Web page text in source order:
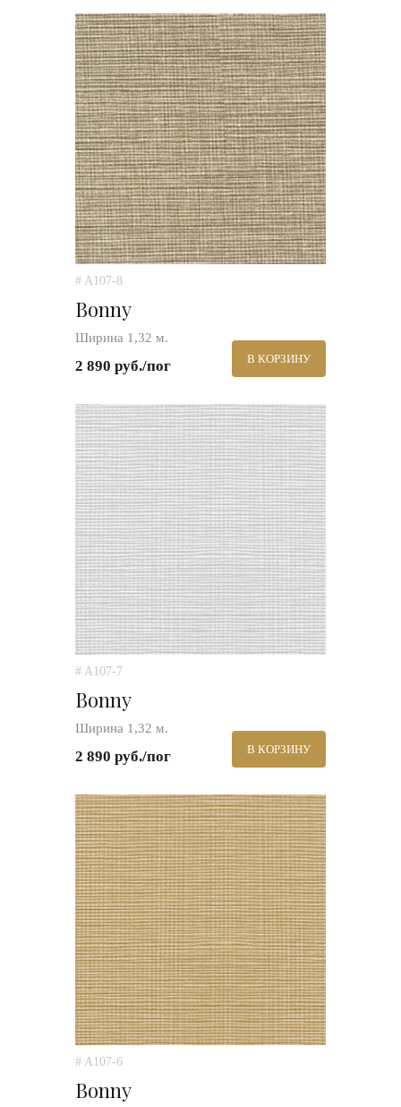
# A107-8
Bonny
Ширина 1,32 м.
2 890 руб./пог В КОРЗИНУ
# A107-7
Bonny
Ширина 1,32 м.
2 890 руб./пог В КОРЗИНУ
# A107-6
Bonny